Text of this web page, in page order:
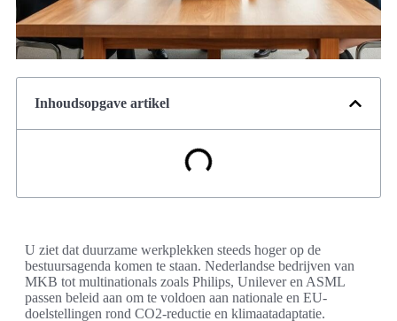
Inhoudsopgave artikel
U ziet dat duurzame werkplekken steeds hoger op de
bestuursagenda komen te staan. Nederlandse bedrijven van
MKB tot multinationals zoals Philips, Unilever en ASML
passen beleid aan om te voldoen aan nationale en EU-
doelstellingen rond CO2-reductie en klimaatadaptatie.